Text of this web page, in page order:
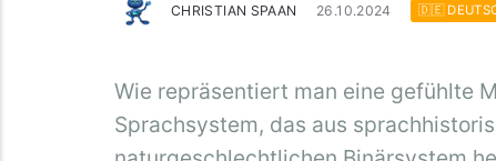
CHRISTIAN SPAAN 26.10.2024 🇩🇪
Wie repräsentiert man eine gefühlte
Sprachsystem, das aus